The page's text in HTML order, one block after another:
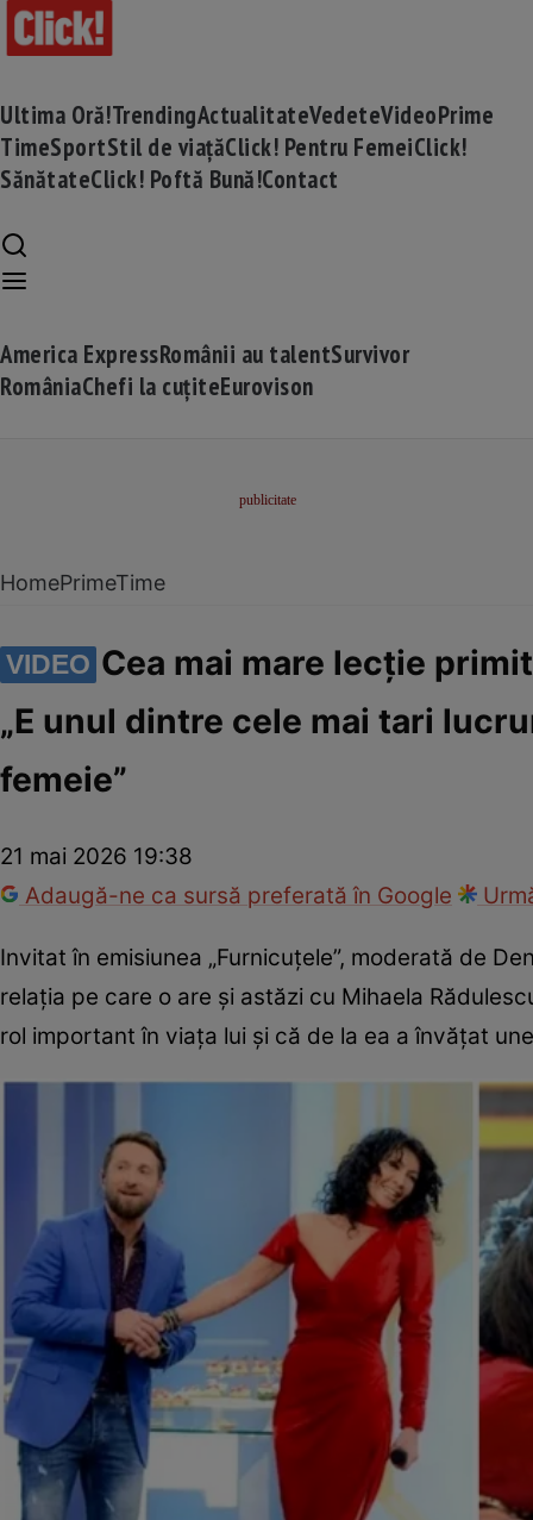
Ultima Oră!TrendingActualitateVedeteVideoPrime
TimeSportStil de viațăClick! Pentru FemeiClick!
SănătateClick! Poftă Bună!Contact
America ExpressRomânii au talentSurvivor
RomâniaChefi la cuțiteEurovison
HomePrimeTime
VIDEO Cea mai mare lecție
„E unul dintre cele mai tari
femeie”
21 mai 2026 19:38
Adaugă-ne ca sursă preferată în Google
Invitat în emisiunea „Furnicuțele”, moderată de
relația pe care o are și astăzi cu Mihaela
rol important în viața lui și că de la ea a învățat